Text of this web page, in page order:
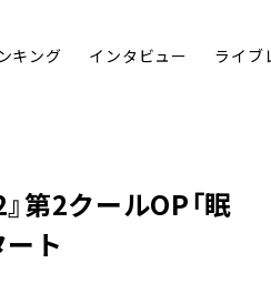
キング インタビュー ライブ
第2クールOP「眠
ト